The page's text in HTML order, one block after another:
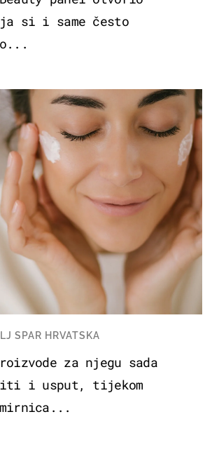
si i same često
SPAR HRVATSKA
za njegu sada
i usput, tijekom